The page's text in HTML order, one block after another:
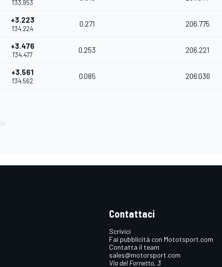
1'33.953
+3.223
1'34.224
0.271 206.775
+3.476
1'34.477
0.253 206.221
+3.561
1'34.562
0.085 206.036
Contattaci
Scrivici
Fai pubblicità con Mototsport.com
Contatta il team
sales@motorsport.com
Via del Fornetto, 3